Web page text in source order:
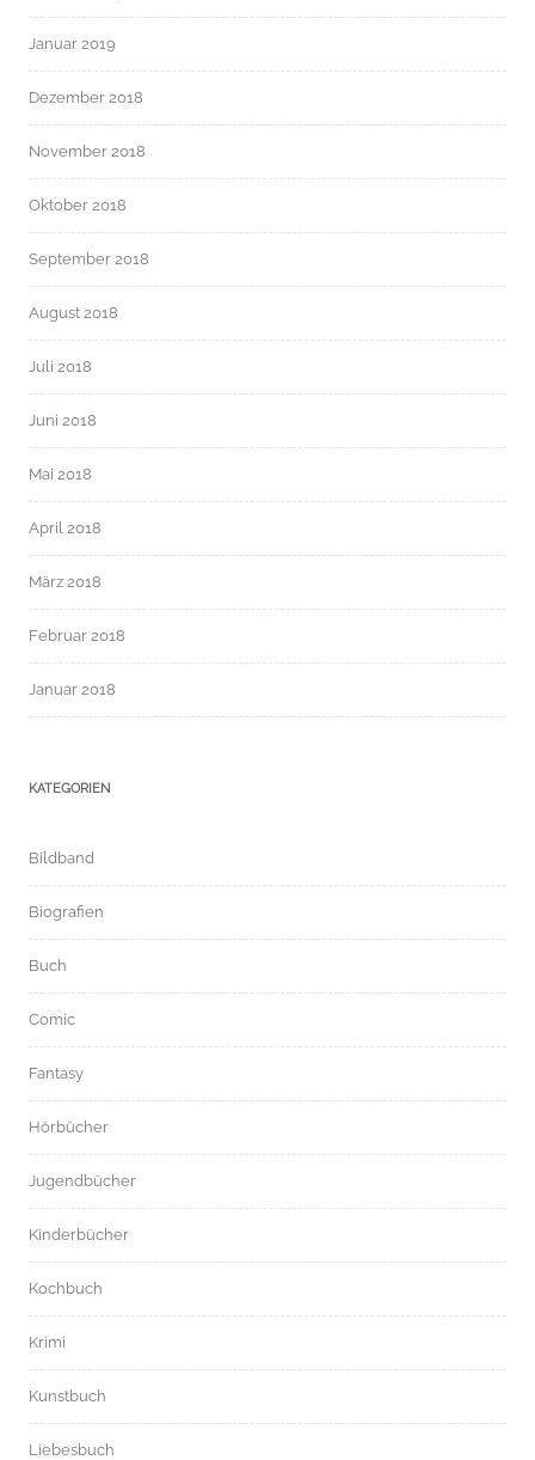
Januar 2019
Dezember 2018
November 2018
Oktober 2018
September 2018
August 2018
Juli 2018
Juni 2018
Mai 2018
April 2018
März 2018
Februar 2018
Januar 2018
KATEGORIEN
Bildband
Biografien
Buch
Comic
Fantasy
Hörbücher
Jugendbücher
Kinderbücher
Kochbuch
Krimi
Kunstbuch
Liebesbuch